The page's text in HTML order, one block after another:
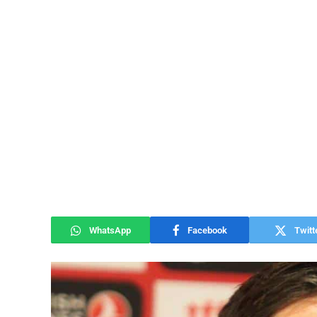
WhatsApp Facebook